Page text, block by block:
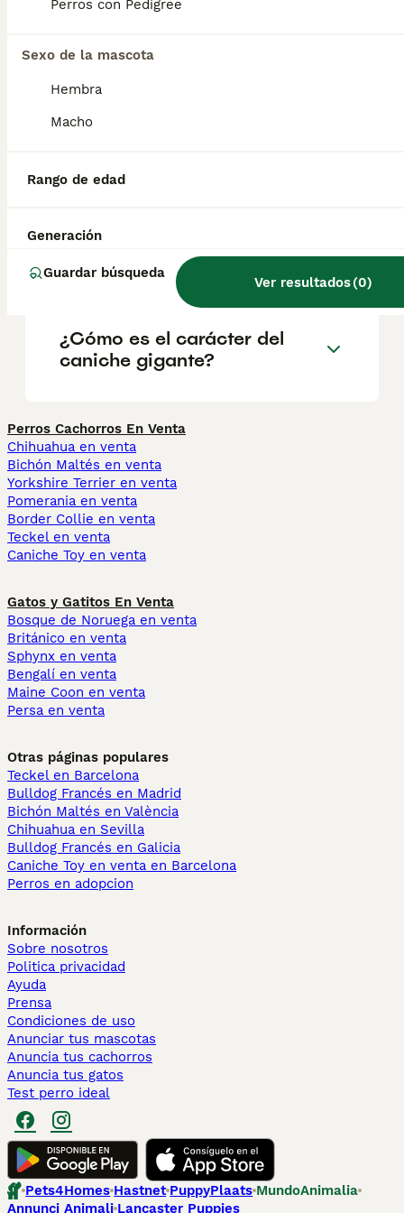
Perros con Pedigree
Sexo de la mascota
Hembra
Macho
Rango de edad
Generación
Guardar búsqueda
Ver resultados(0)
Informarse bien y comparar opciones antes
decisión.
de caniche?
¿Cuánto cuesta un caniche
grande?
¿Cómo es el carácter del
caniche gigante?
Perros Cachorros En Venta
Chihuahua en venta
Bichón Maltés en venta
Yorkshire Terrier en venta
Pomerania en venta
Border Collie en venta
Teckel en venta
Caniche Toy en venta
Gatos y Gatitos En Venta
Bosque de Noruega en venta
Británico en venta
Sphynx en venta
Bengalí en venta
Maine Coon en venta
Persa en venta
Otras páginas populares
Teckel en Barcelona
Bulldog Francés en Madrid
Bichón Maltés en València
Chihuahua en Sevilla
Bulldog Francés en Galicia
Caniche Toy en venta en Barcelona
Perros en adopcion
Información
Sobre nosotros
Politica privacidad
Ayuda
Prensa
Condiciones de uso
Anunciar tus mascotas
Anuncia tus cachorros
Anuncia tus gatos
Test perro ideal
Pets4Homes Hastnet PuppyPlaats MundoAnimalia
Annunci Animali Lancaster Puppies